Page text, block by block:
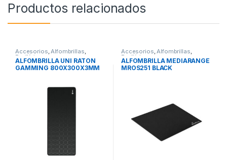
Productos relacionados
Accesorios,Alfombrillas,
Periféricos
ALFOMBRILLA UNI RATON
GAMMING 800X300X3MM
Accesorios,Alfombrillas,
Periféricos
ALFOMBRILLA MEDIARANGE
MROS251 BLACK